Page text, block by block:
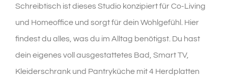
Schreibtisch ist dieses Studio konzipiert für Co-Living
und Homeoffice und sorgt für dein Wohlgefühl. Hier
findest du alles, was du im Alltag benötigst. Du hast
dein eigenes voll ausgestattetes Bad, Smart TV,
Kleiderschrank und Pantryküche mit 4 Herdplatten